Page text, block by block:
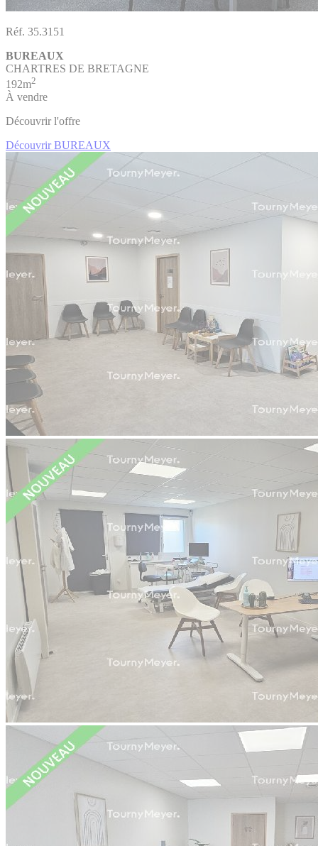
Réf. 35.3151
BUREAUX
CHARTRES DE BRETAGNE
192m2
À vendre
Découvrir l'offre
Découvrir BUREAUX